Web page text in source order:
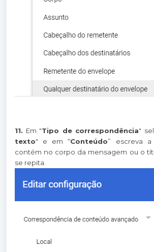
11. Em "Tipo de correspondência"
texto" e em “Conteúdo” escreva
contém no corpo da mensagem ou o
se repita.